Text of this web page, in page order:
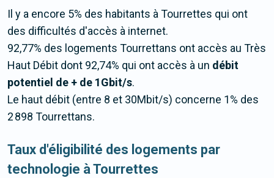
Il y a encore 5% des habitants à Tourrettes qui ont
des difficultés d'accès à internet.
92,77% des logements Tourrettans ont accès au Très
Haut Débit dont 92,74% qui ont accès à un débit
potentiel de + de 1Gbit/s.
Le haut débit (entre 8 et 30Mbit/s) concerne 1% des
2 898 Tourrettans.
Taux d'éligibilité des logements par
technologie à Tourrettes